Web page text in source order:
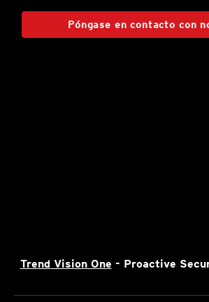
Póngase en contacto con
Trend Vision One - Proactive